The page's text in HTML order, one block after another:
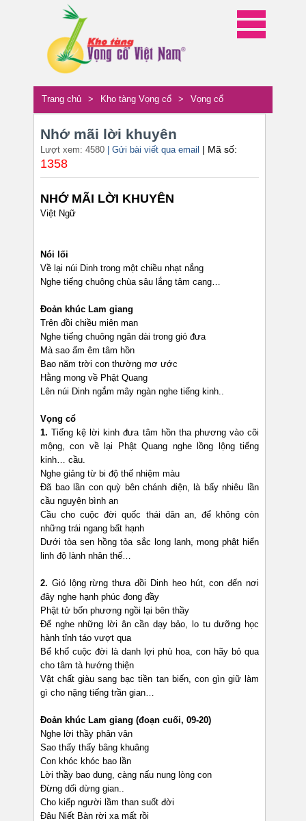
Trang chủ > Kho tàng Vọng cổ > Vọng cổ
Nhớ mãi lời khuyên
Lượt xem: 4580 | Gửi bài viết qua email | Mã số:
1358
NHỚ MÃI LỜI KHUYÊN
Việt Ngữ
Nói lối
Về lại núi Dinh trong một chiều nhạt nắng
Nghe tiếng chuông chùa sâu lắng tâm cang…
Đoản khúc Lam giang
Trên đồi chiều miên man
Nghe tiếng chuông ngân dài trong gió đưa
Mà sao ấm êm tâm hồn
Bao năm trời con thường mơ ước
Hằng mong về Phật Quang
Lên núi Dinh ngắm mây ngàn nghe tiếng kinh..
Vọng cổ
1. Tiếng kệ lời kinh đưa tâm hồn tha phương vào cõi
mộng, con về lại Phật Quang nghe lồng lộng tiếng
kinh… cầu.
Nghe giảng từ bi độ thế nhiệm màu
Đã bao lần con quỳ bên chánh điện, là bấy nhiêu lần
cầu nguyện bình an
Cầu cho cuộc đời quốc thái dân an, để không còn
những trái ngang bất hạnh
Dưới tòa sen hồng tỏa sắc long lanh, mong phật hiển
linh độ lành nhân thế…
2. Gió lộng rừng thưa đồi Dinh heo hút, con đến nơi
đây nghe hạnh phúc đong đầy
Phật tử bốn phương ngồi lại bên thầy
Để nghe những lời ân cần dạy bảo, lo tu dưỡng học
hành tỉnh táo vượt qua
Bể khổ cuộc đời là danh lợi phù hoa, con hãy bỏ qua
cho tâm tà hướng thiện
Vật chất giàu sang bạc tiền tan biến, con gìn giữ làm
gì cho nặng tiếng trần gian…
Đoản khúc Lam giang (đoạn cuối, 09-20)
Nghe lời thầy phân vân
Sao thấy thấy bâng khuâng
Con khóc khóc bao lần
Lời thầy bao dung, càng nấu nung lòng con
Đừng dối dừng gian..
Cho kiếp người lầm than suốt đời
Đâu Niết Bàn rời xa mất rồi